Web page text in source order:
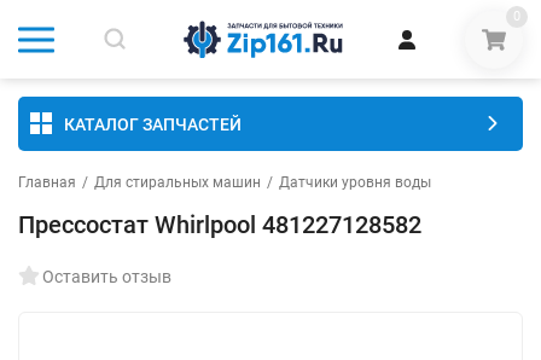
0
КАТАЛОГ ЗАПЧАСТЕЙ
Главная / Для стиральных машин / Датчики уровня воды
Прессостат Whirlpool 481227128582
Оставить отзыв